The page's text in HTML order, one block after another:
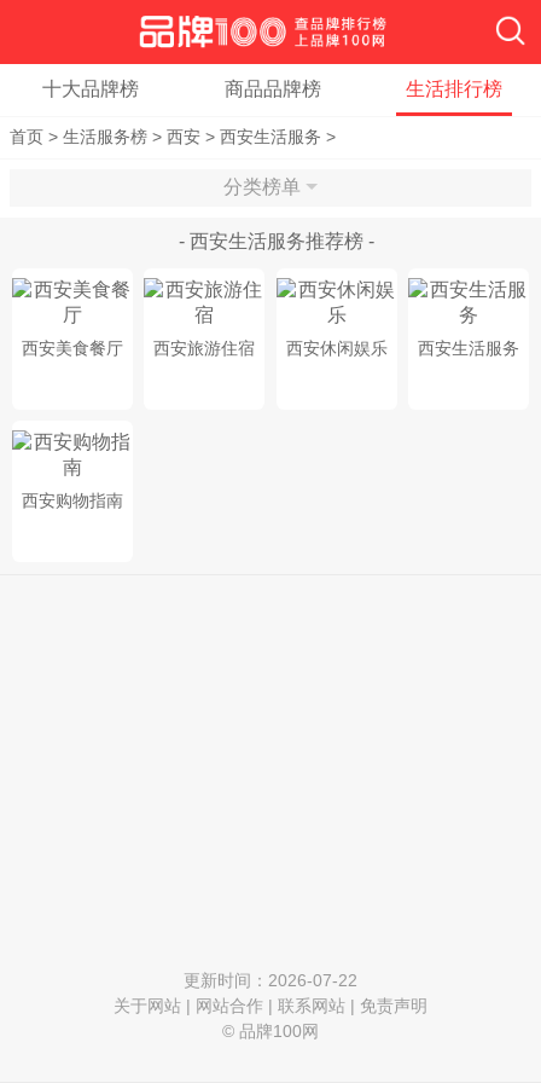
十大品牌榜 商品品牌榜 生活排行榜
首页 > 生活服务榜 > 西安 > 西安生活服务 >
分类榜单
- 西安生活服务推荐榜 -
西安美食餐厅 西安旅游住宿 西安休闲娱乐 西安生活服务
西安购物指南
更新时间：2026-07-22
关于网站
网站合作 联系网站
免责声明
© 品牌100网